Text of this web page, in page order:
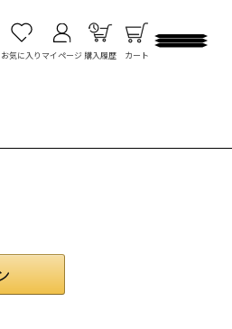
お気に入り マイページ 購入履歴 カート